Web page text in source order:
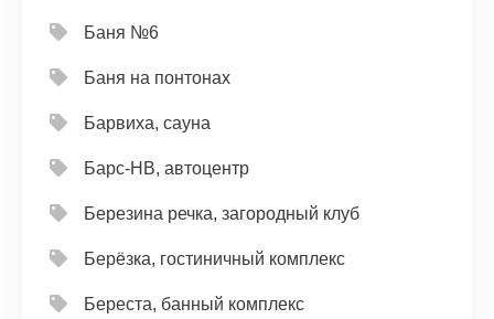
Баня №6
Баня на понтонах
Барвиха, сауна
Барс-НВ, автоцентр
Березина речка, загородный клуб
Берёзка, гостиничный комплекс
Береста, банный комплекс